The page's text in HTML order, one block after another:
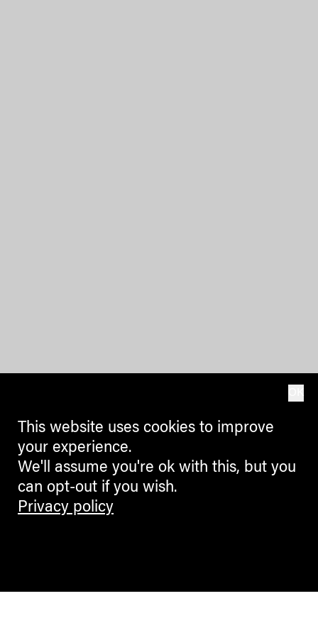
This website uses cookies to improve
your experience.
We'll assume you're ok with this, but you
can opt-out if you wish.
Privacy policy